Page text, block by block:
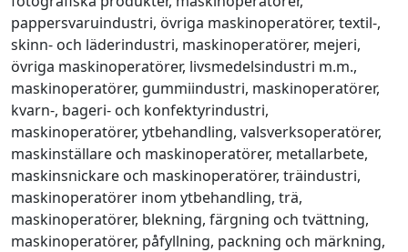
pappersvaruindustri, övriga maskinoperatörer, textil-,
skinn- och läderindustri, maskinoperatörer, mejeri,
övriga maskinoperatörer, livsmedelsindustri m.m.,
maskinoperatörer, gummiindustri, maskinoperatörer,
kvarn-, bageri- och konfektyrindustri,
maskinoperatörer, ytbehandling, valsverksoperatörer,
maskinställare och maskinoperatörer, metallarbete,
maskinsnickare och maskinoperatörer, träindustri,
maskinoperatörer inom ytbehandling, trä,
maskinoperatörer, blekning, färgning och tvättning,
maskinoperatörer, påfyllning, packning och märkning,